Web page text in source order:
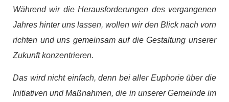
Während wir die Herausforderungen des vergangenen
Jahres hinter uns lassen, wollen wir den Blick nach vorn
richten und uns gemeinsam auf die Gestaltung unserer
Zukunft konzentrieren.
Das wird nicht einfach, denn bei aller Euphorie über die
Initiativen und Maßnahmen, die in unserer Gemeinde im